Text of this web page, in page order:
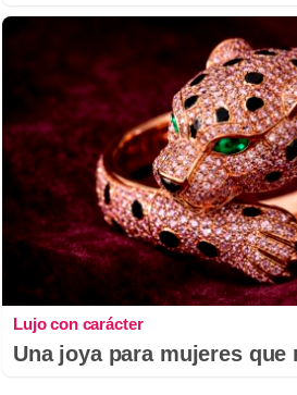
Lujo con carácter
Una joya para mujeres